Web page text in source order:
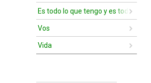
Es todo lo que tengo y es todo lo que
Vos
Vida